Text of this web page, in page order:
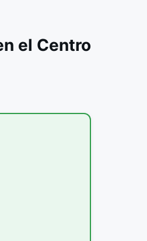
el Centro